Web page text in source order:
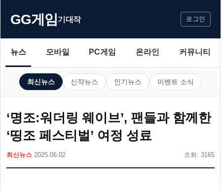
GG게임기대작 로그인
뉴스 모바일 PC게임 온라인 커뮤니티
최신뉴스 신작뉴스 인기뉴스 이벤트 소식
‘명조:워더링 웨이브’, 팬들과 함께한
‘띵조 페스티벌’ 여정 성료
최신뉴스 2025.06.02 조회: 3165